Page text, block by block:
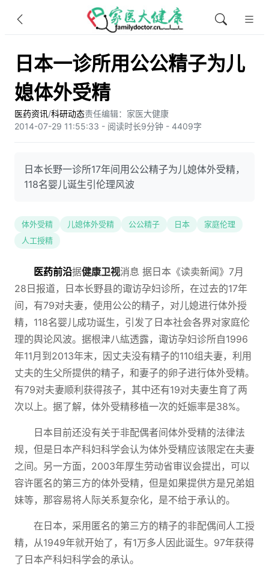
日本一诊所用公公精子为儿
媳体外受精
医药资讯/科研动态责任编辑：家医大健康
2014-07-29 11:55:33 - 阅读时长9分钟 - 4409字
日本长野一诊所17年间用公公精子为儿媳体外受精，
118名婴儿诞生引伦理风波
体外受精 儿媳体外受精 公公精子 日本
家庭伦理
人工授精
医药前沿据健康卫视消息 据日本《读卖新闻》7月
28日报道，日本长野县的诹访孕妇诊所，在过去的17年
间，有79对夫妻，使用公公的精子，对儿媳进行体外授
精，118名婴儿成功诞生，引发了日本社会各界对家庭伦
理的舆论风波。 据根津八紘透露，诹访孕妇诊所自1996
年11月到2013年末，因丈夫没有精子的110组夫妻，利用
丈夫的生父所提供的精子，和妻子的卵子进行体外受精。
有79对夫妻顺利获得孩子，其中还有19对夫妻生育了两
次以上。据了解，体外受精移植一次的妊娠率是38%。
日本目前还没有关于非配偶者间体外受精的法律法
规，但是日本产科妇科学会认为体外受精应该限定在夫妻
之间。另一方面，2003年厚生劳动省审议会提出，可以
容许匿名的第三方的体外受精，但是如果提供方是兄弟姐
妹等，那容易将人际关系复杂化，是不给于承认的。
在日本，采用匿名的第三方的精子的非配偶间人工授
精，从1949年就开始了，有1万多人因此诞生。97年获得
了日本产科妇科学会的承认。